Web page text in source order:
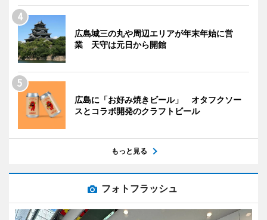
広島城三の丸や周辺エリアが年末年始に営
業 天守は元日から開館
広島に「お好み焼きビール」 オタフクソー
スとコラボ開発のクラフトビール
もっと見る
フォトフラッシュ